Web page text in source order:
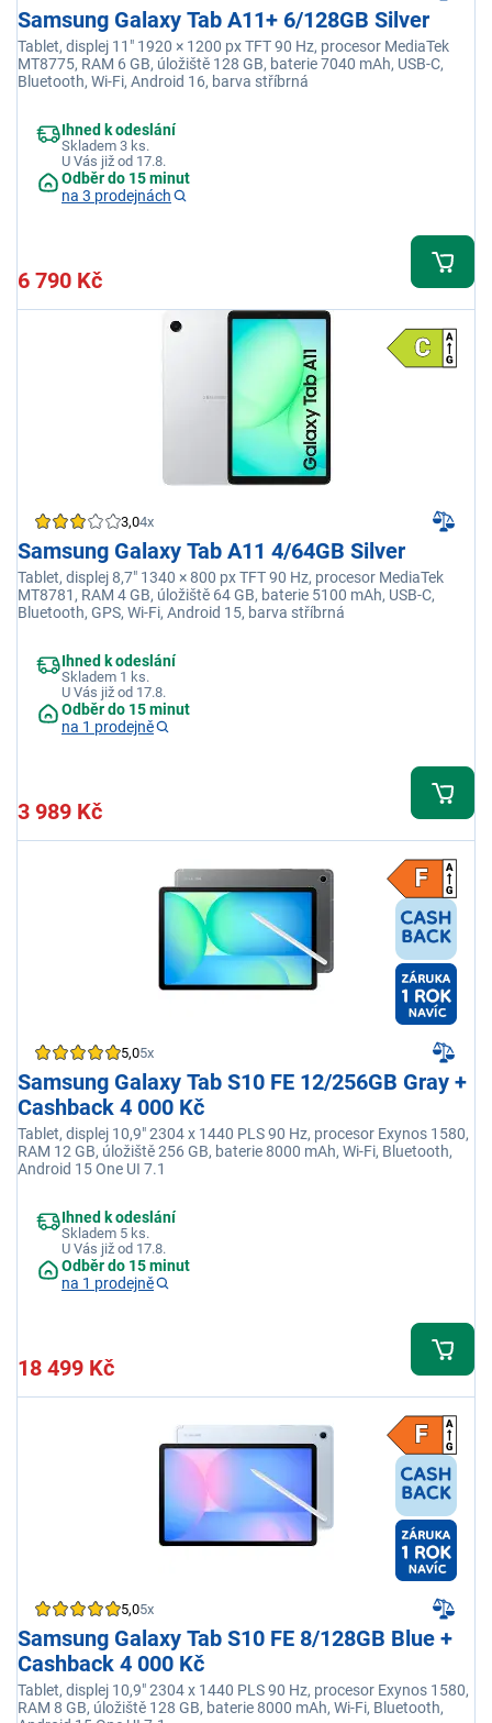
Samsung Galaxy Tab A11+ 6/128GB Silver
Tablet, displej 11" 1920 × 1200 px TFT 90 Hz, procesor MediaTek
MT8775, RAM 6 GB, úložiště 128 GB, baterie 7040 mAh, USB-C,
Bluetooth, Wi-Fi, Android 16, barva stříbrná
Ihned k odeslání
Skladem 3 ks.
U Vás již od 17.8.
Odběr do 15 minut
na 3 prodejnách
6 790 Kč
3,04x
Samsung Galaxy Tab A11 4/64GB Silver
Tablet, displej 8,7" 1340 × 800 px TFT 90 Hz, procesor MediaTek
MT8781, RAM 4 GB, úložiště 64 GB, baterie 5100 mAh, USB-C,
Bluetooth, GPS, Wi-Fi, Android 15, barva stříbrná
Ihned k odeslání
Skladem 1 ks.
U Vás již od 17.8.
Odběr do 15 minut
na 1 prodejně
3 989 Kč
5,05x
Samsung Galaxy Tab S10 FE 12/256GB Gray +
Cashback 4 000 Kč
Tablet, displej 10,9" 2304 x 1440 PLS 90 Hz, procesor Exynos 1580,
RAM 12 GB, úložiště 256 GB, baterie 8000 mAh, Wi-Fi, Bluetooth,
Android 15 One UI 7.1
Ihned k odeslání
Skladem 5 ks.
U Vás již od 17.8.
Odběr do 15 minut
na 1 prodejně
18 499 Kč
5,05x
Samsung Galaxy Tab S10 FE 8/128GB Blue +
Cashback 4 000 Kč
Tablet, displej 10,9" 2304 x 1440 PLS 90 Hz, procesor Exynos 1580,
RAM 8 GB, úložiště 128 GB, baterie 8000 mAh, Wi-Fi, Bluetooth,